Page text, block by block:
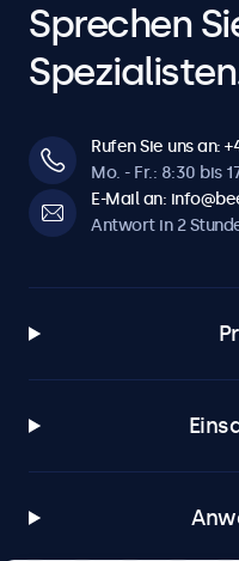
Sprechen
Rufen Sie uns an:
Mo. - Fr.: 8:30 bis
E-Mail an:
Antwort in 2